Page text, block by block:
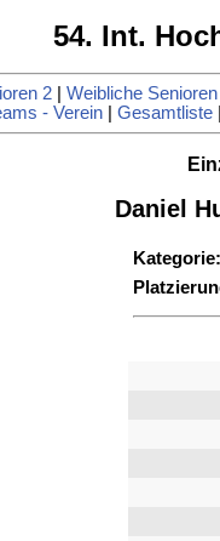
54. Int.
2| Weibliche Senioren
- Verein| Gesamtliste
Daniel